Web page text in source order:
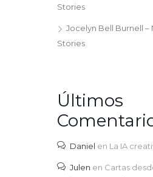
Stories
Jocelyn Bell Burnell –
Stories
Últimos
Daniel en La IA
Julen en Cartas